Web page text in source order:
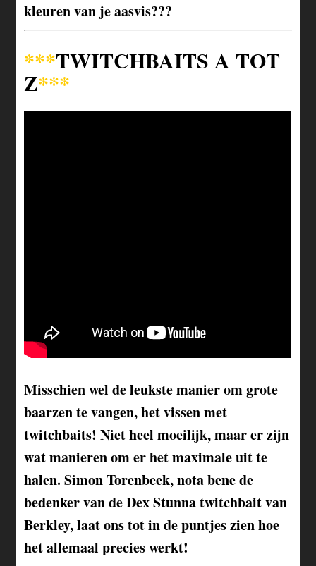
kleuren van je aasvis???
***TWITCHBAITS A TOT
Z***
Misschien wel de leukste manier om grote
baarzen te vangen, het vissen met
twitchbaits! Niet heel moeilijk, maar er zijn
wat manieren om er het maximale uit te
halen. Simon Torenbeek, nota bene de
bedenker van de Dex Stunna twitchbait van
Berkley, laat ons tot in de puntjes zien hoe
het allemaal precies werkt!